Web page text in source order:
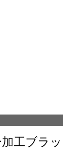
工ブラッ